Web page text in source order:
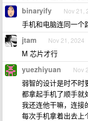
binaryify Nov 21,
手机和电脑连同一个
jtam Nov 21, 2024
M 芯片才行
yuezhiyuan Nov
弱智的设计是时不时
都拿起手机了顺手就
我还连他干嘛，连接
每次手机拿着出去上